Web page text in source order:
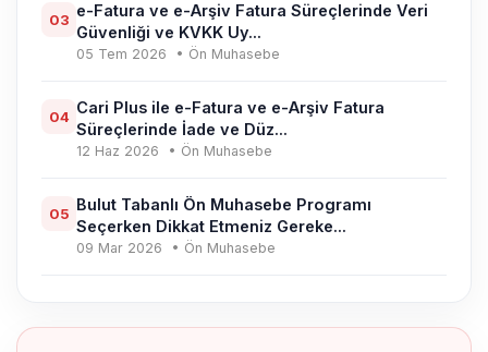
03 e-Fatura ve e-Arşiv Fatura Süreçlerinde Veri
Güvenliği ve KVKK Uy...
05 Tem 2026 • Ön Muhasebe
04 Cari Plus ile e-Fatura ve e-Arşiv Fatura
Süreçlerinde İade ve Düz...
12 Haz 2026 • Ön Muhasebe
05 Bulut Tabanlı Ön Muhasebe Programı
Seçerken Dikkat Etmeniz Gereke...
09 Mar 2026 • Ön Muhasebe